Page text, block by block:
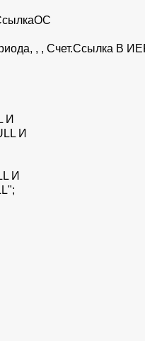
, , Счет.Ссылка В
И
И
И